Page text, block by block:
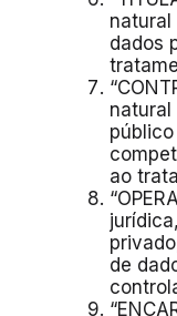
natural
dados
natural
ao
de